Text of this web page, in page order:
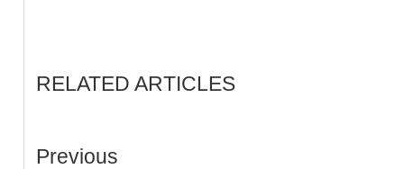
RELATED ARTICLES
Previous